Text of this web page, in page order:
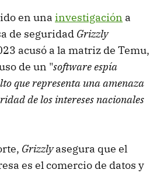
en una investigación a
de seguridad Grizzly
acusó a la matriz de Temu,
de un "software espía
que representa una amenaza
de los intereses nacionales
Grizzlyasegura que el
es el comercio de datos y